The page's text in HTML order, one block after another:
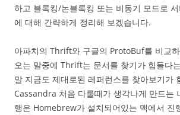
하고 블록킹/논블록킹 또는 비동기 모드로
에 대해 간략하게 정리해 보겠습니다.
아파치의 Thrift와 구글의 ProtoBuf를 비교
오는 말중에 Thrift는 문서를 찾기가 힘들다
말 지금도 제대로된 레퍼런스를 찾아보기가
Cassandra 처음 다룰때가 생각나게 만드는
행은 Homebrew가 설치되어있는 맥에서 진